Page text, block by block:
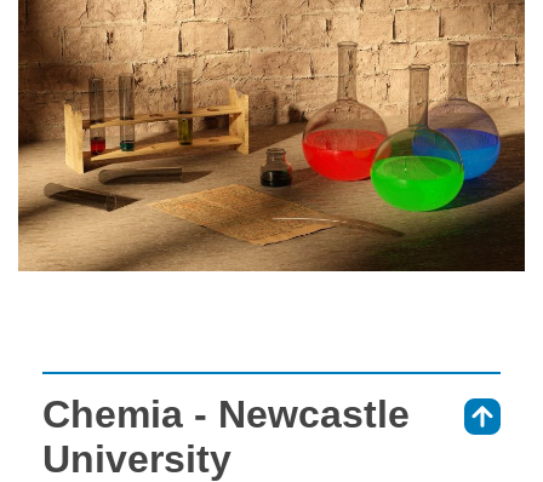
Chemia - Newcastle
University